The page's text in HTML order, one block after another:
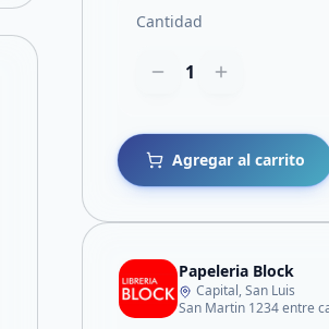
Cantidad
1
Agregar al carrito
Papeleria Block
Capital, San Luis
San Martin 1234 entre